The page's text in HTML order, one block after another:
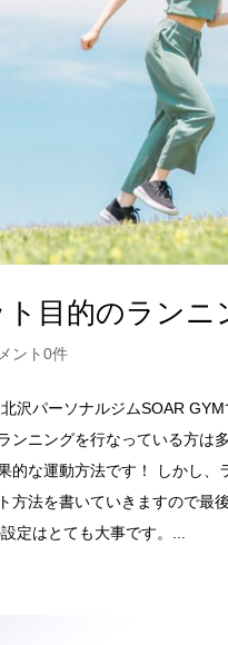
目的のランニ
ント0件
沢パーソナルジムSOAR
ンニングを行なっている方は
的な運動方法です！ しかし
方法を書いていきますので
定はとても大事です。...